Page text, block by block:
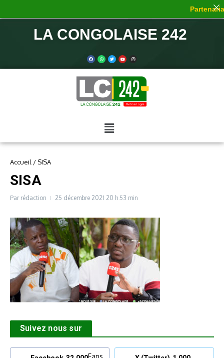
LA CONGOLAISE 242
Accueil / SISA
SISA
Par rédaction 25 décembre 2021 20 h 53 min
Suivez nous sur